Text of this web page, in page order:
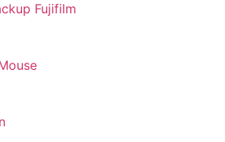
Fujifilm